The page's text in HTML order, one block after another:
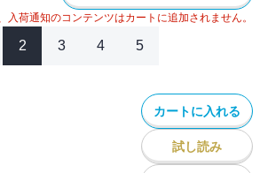
入荷通知のコンテンツはカートに追加されません。
2 3 4 5
カートに入れる
試し読み